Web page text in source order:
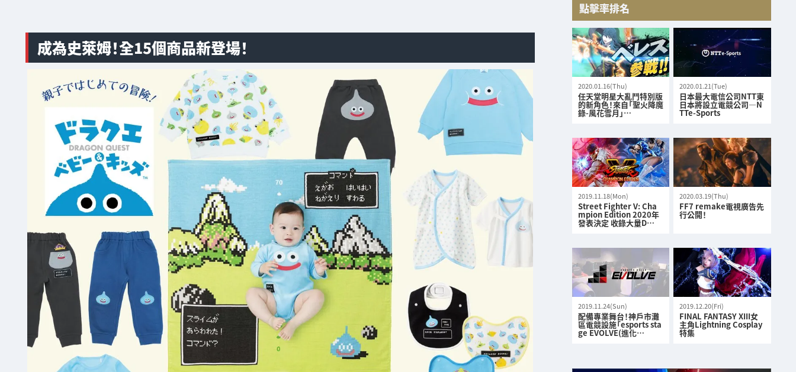
成為史萊姆！全15個商品新登場！
點擊率排名
2020.01.16(Thu)
任天堂明星大亂鬥特別版
的新角色！來自「聖火降魔
錄-風花雪月」…
2020.01.21(Tue)
日本最大電信公司NTT東
日本將設立電競公司—N
TTe-Sports
2019.11.18(Mon)
Street Fighter V: Cha
mpion Edition 2020年
發表決定 收錄大量D…
2020.03.19(Thu)
FF7 remake電視廣告先
行公開！
2019.11.24(Sun)
配備專業舞台！神戶市灘
區電競設施「esports sta
ge EVOLVE(進化…
2019.12.20(Fri)
FINAL FANTASY XIII女
主角Lightning Cosplay
特集